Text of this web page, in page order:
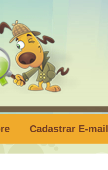
Cadastrar E-mail